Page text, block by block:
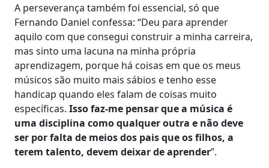
A perseverança também foi essencial, só que
Fernando Daniel confessa: “Deu para aprender
aquilo com que consegui construir a minha carreira,
mas sinto uma lacuna na minha própria
aprendizagem, porque há coisas em que os meus
músicos são muito mais sábios e tenho esse
handicap quando eles falam de coisas muito
específicas. Isso faz-me pensar que a música é
uma disciplina como qualquer outra e não deve
ser por falta de meios dos pais que os filhos, a
terem talento, devem deixar de aprender”.